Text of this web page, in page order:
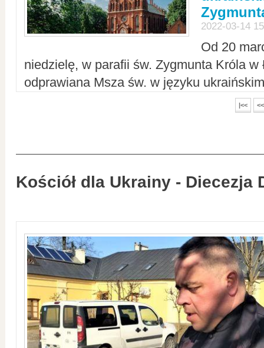
2022-03-14
Od 20
niedzielę, w parafii św. Zygmunta Króla w
odprawiana Msza św. w języku
|<< <<
Kościół dla Ukrainy - Diecezja